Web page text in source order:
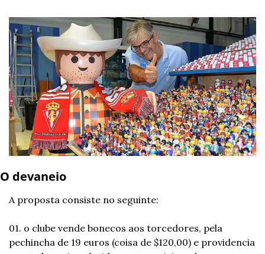
O devaneio
A proposta consiste no seguinte:
01. o clube vende bonecos aos torcedores, pela
pechincha de 19 euros (coisa de $120,00) e providencia